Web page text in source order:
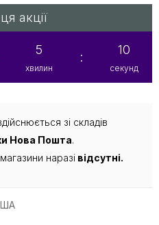
акції
5
хвилин
:
10
секунд
зі складів
Нова Пошта.
наразі відсутні.